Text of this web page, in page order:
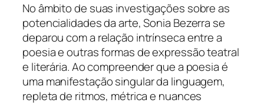
No âmbito de suas investigações sobre as
potencialidades da arte, Sonia Bezerra se
deparou com a relação intrínseca entre a
poesia e outras formas de expressão teatral
e literária. Ao compreender que a poesia é
uma manifestação singular da linguagem,
repleta de ritmos, métrica e nuances